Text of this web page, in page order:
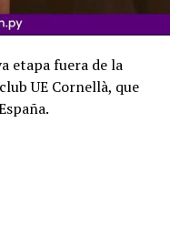
etapa fuera de la
UE Cornellà, que